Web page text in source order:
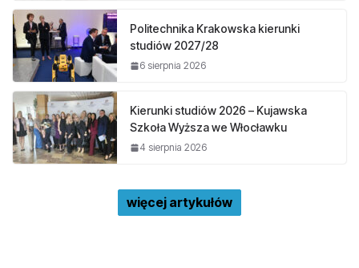
Politechnika Krakowska kierunki
studiów 2027/28
6 sierpnia 2026
Kierunki studiów 2026 – Kujawska
Szkoła Wyższa we Włocławku
4 sierpnia 2026
więcej artykułów